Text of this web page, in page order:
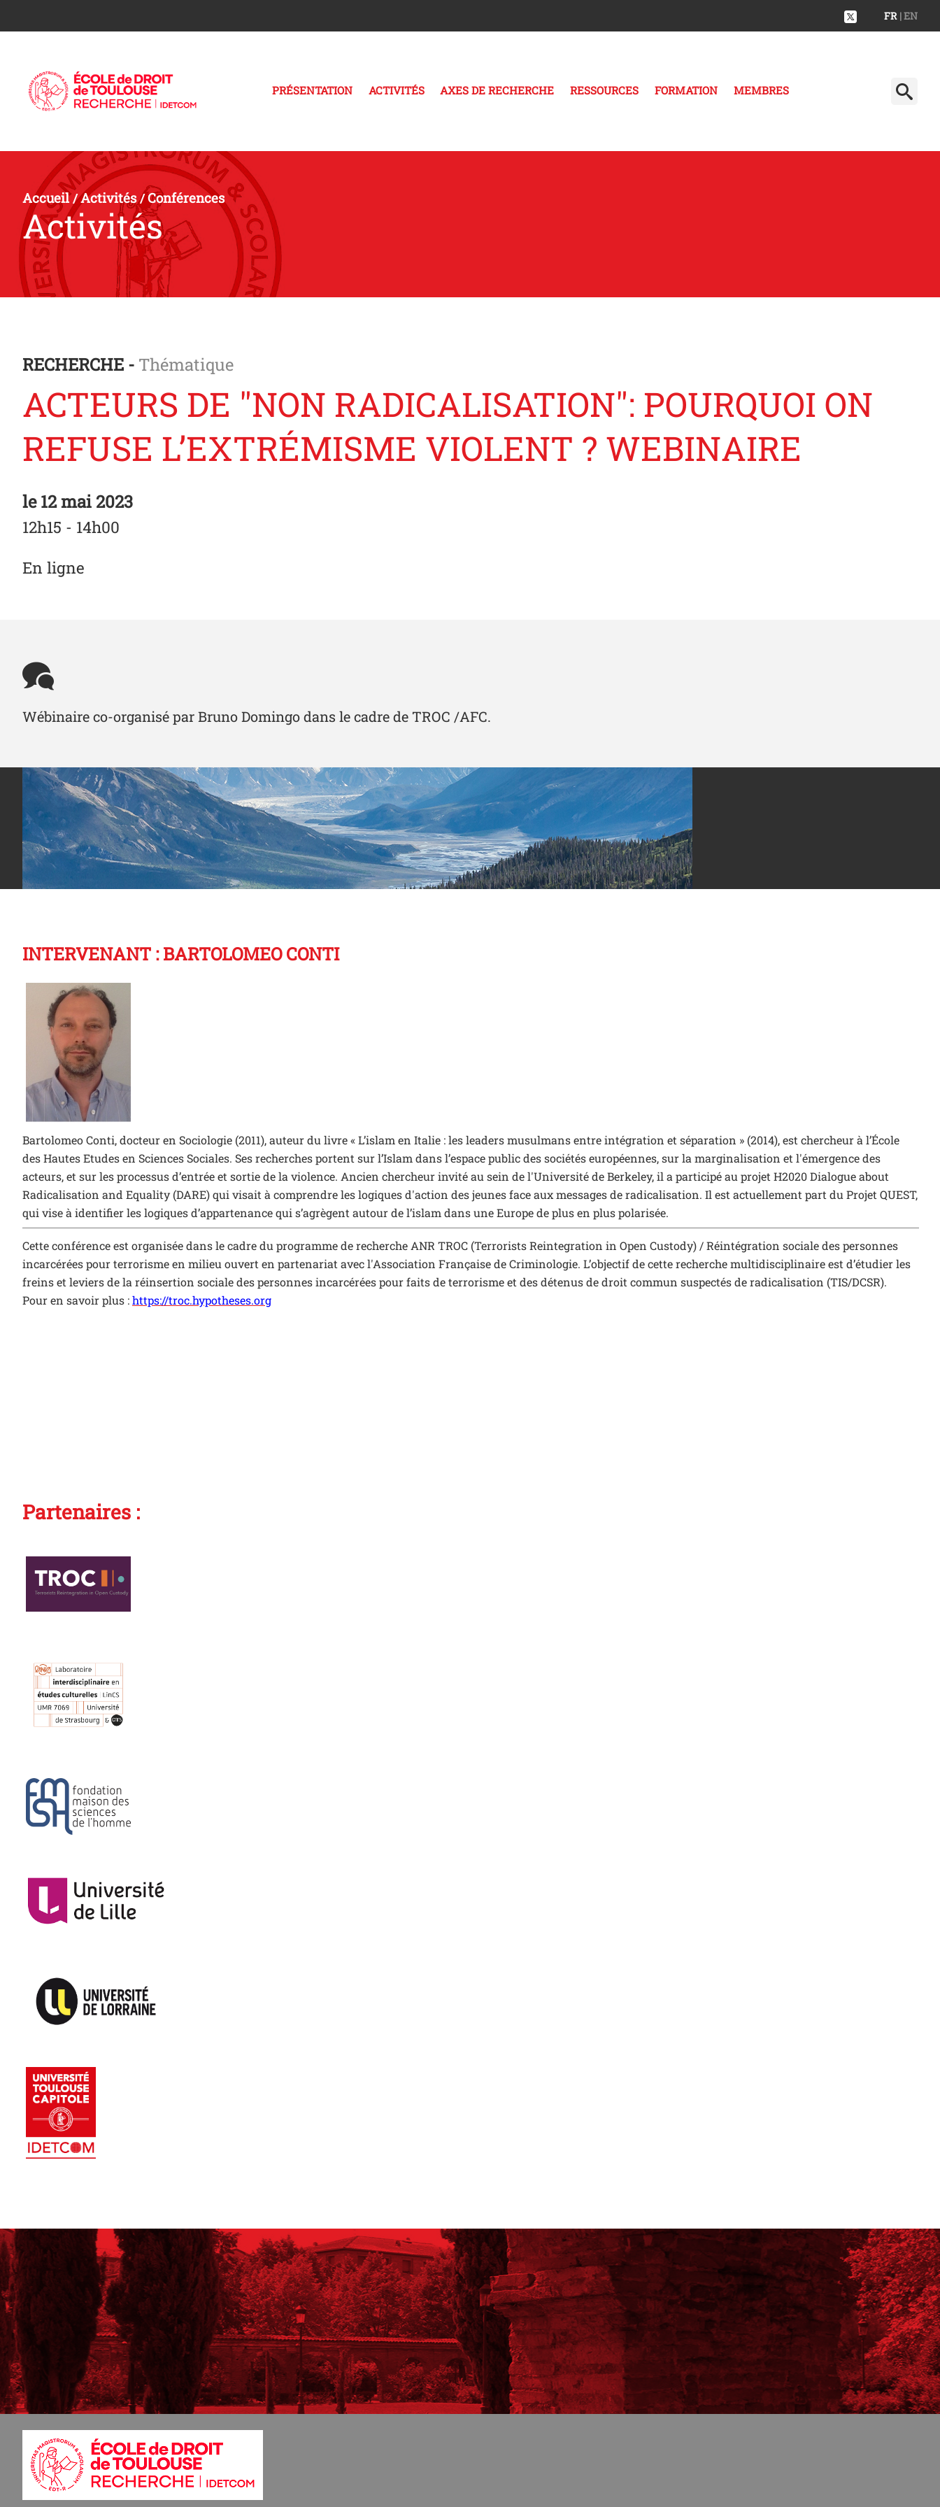
FR | EN
PRÉSENTATION ACTIVITÉS AXES DE RECHERCHE RESSOURCES FORMATION MEMBRES
Accueil/Activités/Conférences
Activités
RECHERCHE - Thématique
ACTEURS DE "NON RADICALISATION": POURQUOI ON
REFUSE L’EXTRÉMISME VIOLENT ? WEBINAIRE
le12 mai 2023
12h15 - 14h00
En ligne
Wébinaire co-organisé par Bruno Domingo dans le cadre de TROC /AFC.
INTERVENANT : BARTOLOMEO CONTI
B CONTI
Bartolomeo Conti, docteur en Sociologie (2011), auteur du livre « L’islam en Italie : les leaders musulmans entre intégration et séparation » (2014), est chercheur à l’École
des Hautes Etudes en Sciences Sociales. Ses recherches portent sur l’Islam dans l’espace public des sociétés européennes, sur la marginalisation et l'émergence des
acteurs, et sur les processus d’entrée et sortie de la violence. Ancien chercheur invité au sein de l'Université de Berkeley, il a participé au projet H2020 Dialogue about
Radicalisation and Equality (DARE) qui visait à comprendre les logiques d'action des jeunes face aux messages de radicalisation. Il est actuellement part du Projet QUEST,
qui vise à identifier les logiques d’appartenance qui s’agrègent autour de l’islam dans une Europe de plus en plus polarisée.
Cette conférence est organisée dans le cadre du programme de recherche ANR TROC (Terrorists Reintegration in Open Custody) / Réintégration sociale des personnes
incarcérées pour terrorisme en milieu ouvert en partenariat avec l'Association Française de Criminologie. L’objectif de cette recherche multidisciplinaire est d’étudier les
freins et leviers de la réinsertion sociale des personnes incarcérées pour faits de terrorisme et des détenus de droit commun suspectés de radicalisation (TIS/DCSR).
Pour en savoir plus :https://troc.hypotheses.org
Partenaires :